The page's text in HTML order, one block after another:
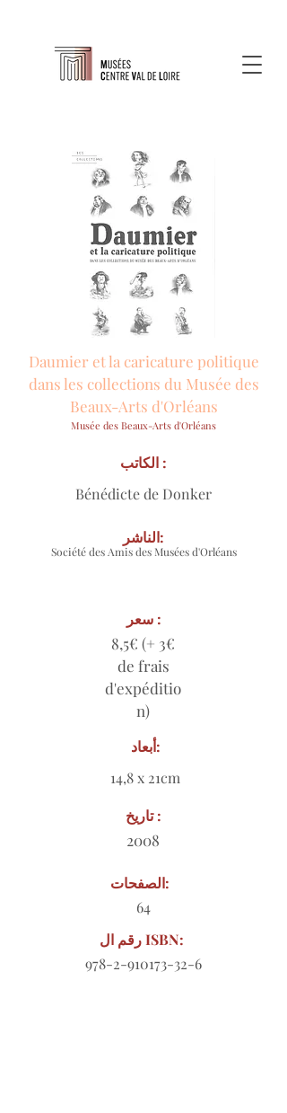
Daumier et la caricature politique
dans les collections du Musée des
Beaux-Arts d'Orléans
Musée des Beaux-Arts d'Orléans
Bénédicte de Donker
الكاتب :
Société des Amis des Musées d'Orléans
الناشر:
سعر :
8,5€ (+ 3€
de frais
d'expéditio
n)
أبعاد:
14,8 x 21cm
تاريخ :
2008
الصفحات:
64
رقم ال ISBN:
978-2-910173-32-6